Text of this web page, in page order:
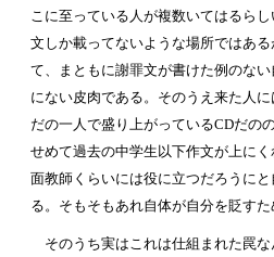
こに至っている人が複数いてはるら
文しか載ってないような場所ではあ
て、まともに謝罪文が書けた例のな
にない皮肉である。そのうえ来た人
だの一人で盛り上がっているCDだの
せめて過去の中学生以下作文が上に
面教師くらいには役に立つだろうに
る。そもそもあれ自体が自分を貶すた
そのうち実はこれは仕組まれた罠